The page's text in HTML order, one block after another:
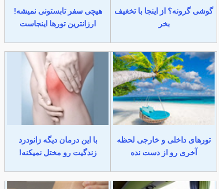
گوشی گرونه؟ از اینجا با تخغیف
بخر
هیچی سفر تابستونی نمیشه!
ارزانترین تورها اینجاست
تورهای داخلی و خارجی لحظه
آخری رو از دست نده
با این درمان دیگه زانودرد
زندگیت رو مختل نمیکنه!